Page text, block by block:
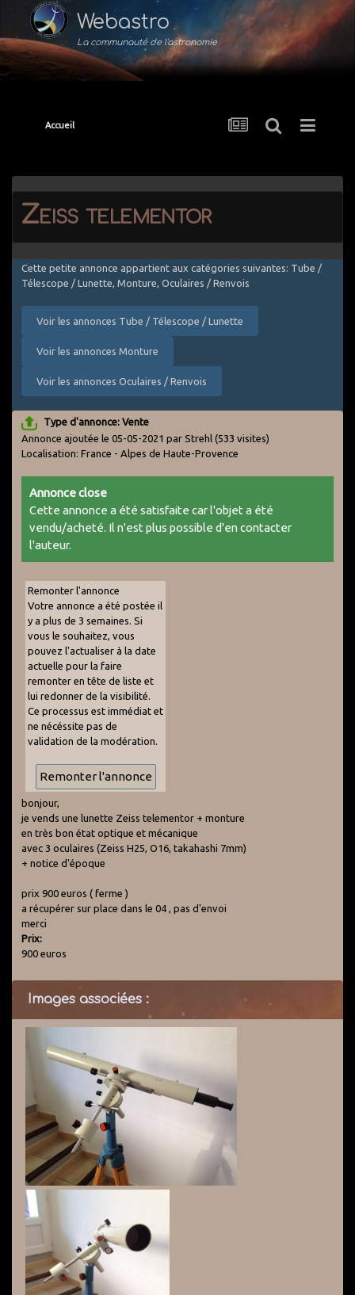
Webastro
La communauté de l'astronomie
Accueil
Zeiss telementor
Cette petite annonce appartient aux catégories suivantes: Tube /
Télescope / Lunette, Monture, Oculaires / Renvois
Voir les annonces Tube / Télescope / Lunette
Voir les annonces Monture
Voir les annonces Oculaires / Renvois
Type d'annonce: Vente
Annonce ajoutée le 05-05-2021 par Strehl (533 visites)
Localisation: France - Alpes de Haute-Provence
Annonce close
Cette annonce a été satisfaite car l'objet a été
vendu/acheté. Il n'est plus possible d'en contacter
l'auteur.
Remonter l'annonce
Votre annonce a été postée il
y a plus de 3 semaines. Si
vous le souhaitez, vous
pouvez l'actualiser à la date
actuelle pour la faire
remonter en tête de liste et
lui redonner de la visibilité.
Ce processus est immédiat et
ne nécéssite pas de
validation de la modération.
bonjour,
je vends une lunette Zeiss telementor + monture
en très bon état optique et mécanique
avec 3 oculaires (Zeiss H25, O16, takahashi 7mm)
+ notice d'époque
prix 900 euros ( ferme )
a récupérer sur place dans le 04 , pas d'envoi
merci
Prix:
900 euros
Images associées :